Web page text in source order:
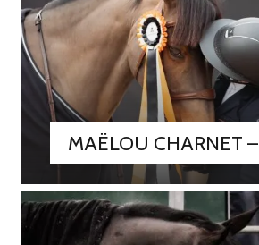
MAËLOU CHARNET –